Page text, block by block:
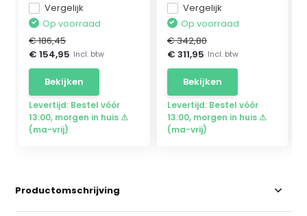
Vergelijk
Op voorraad
€ 186,45
€ 154,95 Incl. btw
Bekijken
Levertijd: Bestel vóór
13:00, morgen in huis ⚠
(ma-vrij)
Vergelijk
Op voorraad
€ 342,80
€ 311,95 Incl. btw
Bekijken
Levertijd: Bestel vóór
13:00, morgen in huis ⚠
(ma-vrij)
Productomschrijving